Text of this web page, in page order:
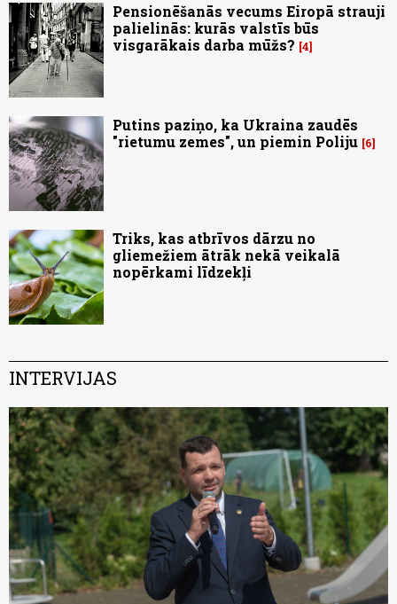
Pensionēšanās vecums Eiropā strauji
palielinās: kurās valstīs būs
visgarākais darba mūžs? 4
Putins paziņo, ka Ukraina zaudēs
"rietumu zemes", un piemin Poliju 6
Triks, kas atbrīvos dārzu no
gliemežiem ātrāk nekā veikalā
nopērkami līdzekļi
INTERVIJAS